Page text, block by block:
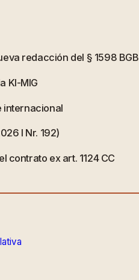
redacción del § 1598 BGB
KI-MIG
internacional
I Nr. 192)
contrato ex art. 1124 CC